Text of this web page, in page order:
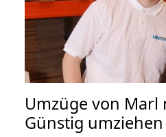
Umzüge von Marl
Günstig umziehen